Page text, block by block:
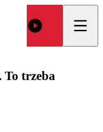
To trzeba